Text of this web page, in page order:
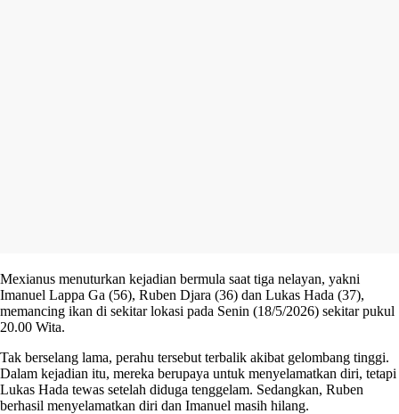
Mexianus menuturkan kejadian bermula saat tiga nelayan, yakni
Imanuel Lappa Ga (56), Ruben Djara (36) dan Lukas Hada (37),
memancing ikan di sekitar lokasi pada Senin (18/5/2026) sekitar pukul
20.00 Wita.
Tak berselang lama, perahu tersebut terbalik akibat gelombang tinggi.
Dalam kejadian itu, mereka berupaya untuk menyelamatkan diri, tetapi
Lukas Hada tewas setelah diduga tenggelam. Sedangkan, Ruben
berhasil menyelamatkan diri dan Imanuel masih hilang.